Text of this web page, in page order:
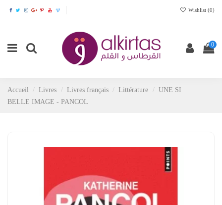
Wishlist (0)
0
Accueil Livres Livres français Littérature
UNE SI
BELLE IMAGE - PANCOL